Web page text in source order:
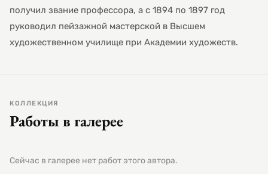
получил звание профессора, а с 1894 по 1897 год
руководил пейзажной мастерской в Высшем
художественном училище при Академии художеств.
КОЛЛЕКЦИЯ
Работы в галерее
Сейчас в галерее нет работ этого автора.